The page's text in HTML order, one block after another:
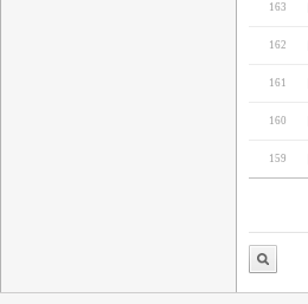
163
162
161
160
159